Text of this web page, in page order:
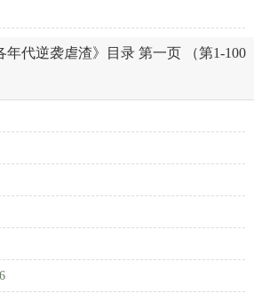
年代逆袭虐渣》目录 第一页 （第1-100